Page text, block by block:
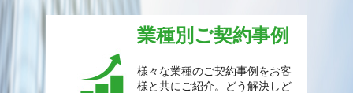
業種別ご契約事例
様々な業種のご契約事例をお客
様と共にご紹介。どう解決しど